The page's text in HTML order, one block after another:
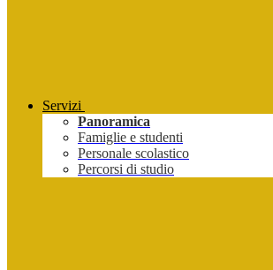
Servizi
Panoramica
Famiglie e studenti
Personale scolastico
Percorsi di studio